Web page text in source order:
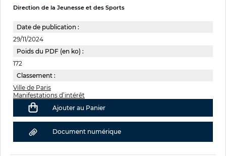
Direction de la Jeunesse et des Sports
Date de publication :
29/11/2024
Poids du PDF (en ko) :
172
Classement :
Ville de Paris
Manifestations d’intérêt
Ajouter au Panier
Document numérique